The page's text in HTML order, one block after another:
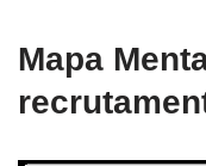
Mapa